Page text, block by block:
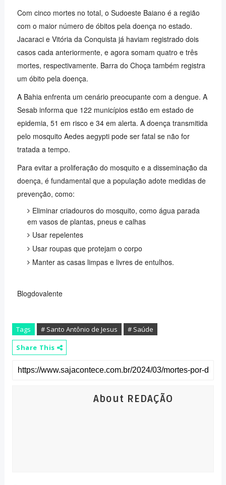
Com cinco mortes no total, o Sudoeste Baiano é a região
com o maior número de óbitos pela doença no estado.
Jacaraci e Vitória da Conquista já haviam registrado dois
casos cada anteriormente, e agora somam quatro e três
mortes, respectivamente. Barra do Choça também registra
um óbito pela doença.
A Bahia enfrenta um cenário preocupante com a dengue. A
Sesab informa que 122 municípios estão em estado de
epidemia, 51 em risco e 34 em alerta. A doença transmitida
pelo mosquito Aedes aegypti pode ser fatal se não for
tratada a tempo.
Para evitar a proliferação do mosquito e a disseminação da
doença, é fundamental que a população adote medidas de
prevenção, como:
Eliminar criadouros do mosquito, como água parada
em vasos de plantas, pneus e calhas
Usar repelentes
Usar roupas que protejam o corpo
Manter as casas limpas e livres de entulhos.
Blogdovalente
Tags # Santo Antônio de Jesus
# Saúde
Share This
About REDAÇÃO